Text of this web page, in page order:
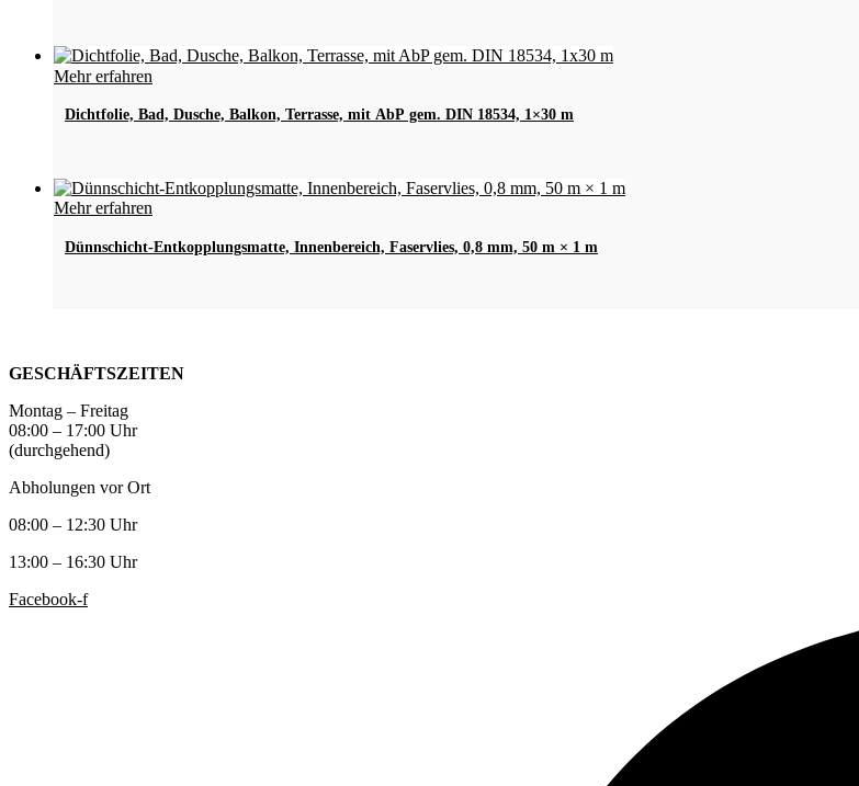
Mehr erfahren
Dichtfolie, Bad, Dusche, Balkon, Terrasse, mit AbP gem. DIN 18534, 1×30 m
Mehr erfahren
Dünnschicht-Entkopplungsmatte, Innenbereich, Faservlies, 0,8 mm, 50 m × 1 m
GESCHÄFTSZEITEN
Montag – Freitag
08:00 – 17:00 Uhr
(durchgehend)
Abholungen vor Ort
08:00 – 12:30 Uhr
13:00 – 16:30 Uhr
Facebook-f